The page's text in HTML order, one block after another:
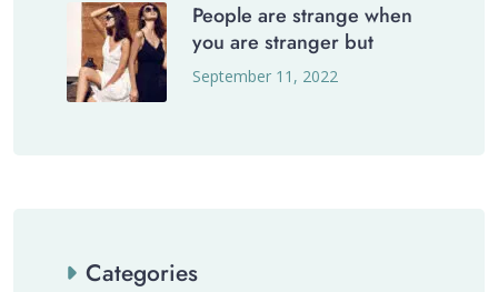
People are strange when
you are stranger but
September 11, 2022
Categories